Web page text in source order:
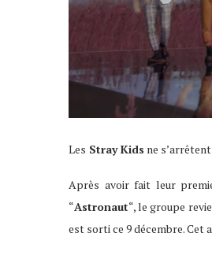
Les Stray Kids ne
Après avoir fait leur
“Astronaut“, le groupe
est sorti ce 9 décembre. Cet